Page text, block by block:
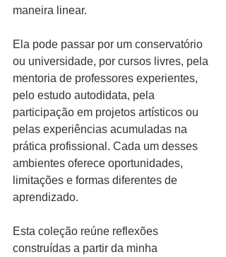
maneira linear.
Ela pode passar por um conservatório
ou universidade, por cursos livres, pela
mentoria de professores experientes,
pelo estudo autodidata, pela
participação em projetos artísticos ou
pelas experiências acumuladas na
prática profissional. Cada um desses
ambientes oferece oportunidades,
limitações e formas diferentes de
aprendizado.
Esta coleção reúne reflexões
construídas a partir da minha